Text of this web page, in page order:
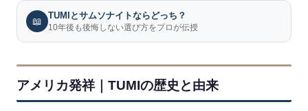
📖 TUMIとサムソナイトならどっち？
10年後も後悔しない選び方をプロが伝授
アメリカ発祥｜TUMIの歴史と由来